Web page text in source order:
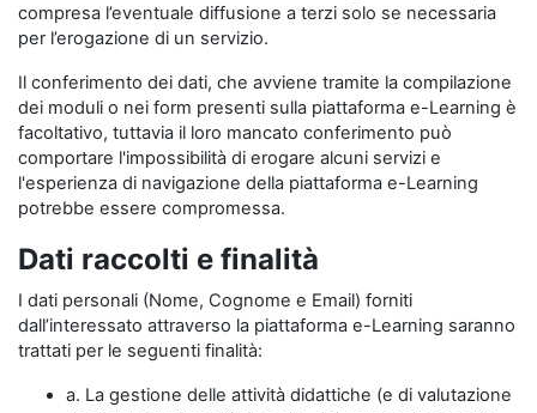
compresa l’eventuale diffusione a terzi solo se necessaria
per l’erogazione di un servizio.
Il conferimento dei dati, che avviene tramite la compilazione
dei moduli o nei form presenti sulla piattaforma e-Learning è
facoltativo, tuttavia il loro mancato conferimento può
comportare l'impossibilità di erogare alcuni servizi e
l'esperienza di navigazione della piattaforma e-Learning
potrebbe essere compromessa.
Dati raccolti e finalità
I dati personali (Nome, Cognome e Email) forniti
dall’interessato attraverso la piattaforma e-Learning saranno
trattati per le seguenti finalità:
a. La gestione delle attività didattiche (e di valutazione